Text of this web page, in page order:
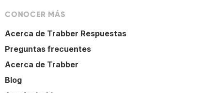
CONOCER MÁS
Acerca de Trabber Respuestas
Preguntas frecuentes
Acerca de Trabber
Blog